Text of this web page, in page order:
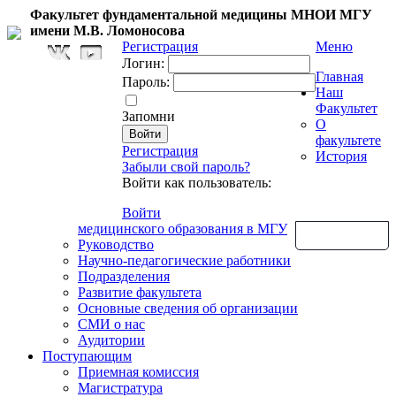
Факультет фундаментальной медицины МНОИ МГУ
имени М.В. Ломоносова
Регистрация
Логин:
Пароль:
Запомни
Регистрация
Забыли свой пароль?
Войти как пользователь:
Войти
Меню
Главная
Наш
Факультет
О
факультете
История
медицинского образования в МГУ
Руководство
Научно-педагогические работники
Подразделения
Развитие факультета
Основные сведения об организации
СМИ о нас
Аудитории
Поступающим
Приемная комиссия
Магистратура